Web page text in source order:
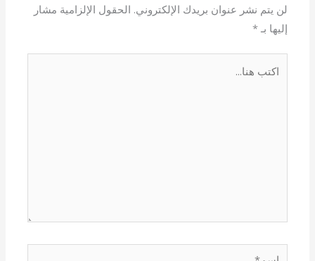
لن يتم نشر عنوان بريدك الإلكتروني. الحقول الإلزامية مشار
إليها بـ*
اسم*